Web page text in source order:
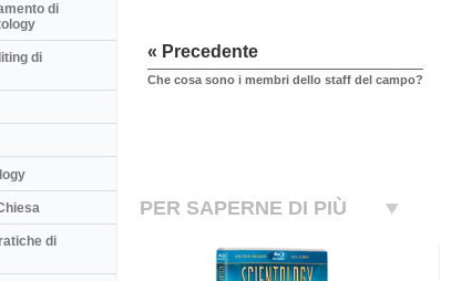
« Precedente
Che cosa sono i membri dello staff del campo?
PER SAPERNE DI PIÙ
di
di
di